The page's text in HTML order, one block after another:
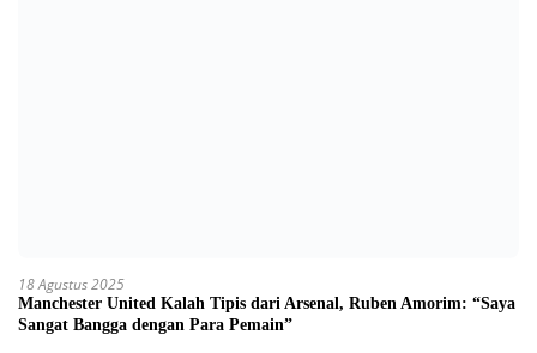
18 Agustus 2025
Manchester United Kalah Tipis dari Arsenal, Ruben Amorim: “Saya
Sangat Bangga dengan Para Pemain”